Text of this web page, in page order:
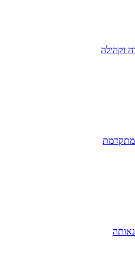
וקהילה
מתקדמת
נאותה